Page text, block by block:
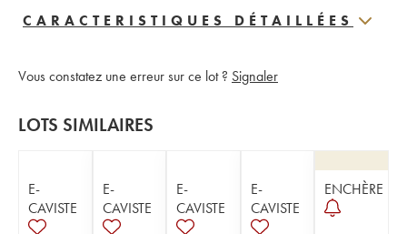
CARACTERISTIQUES DÉTAILLÉES
Vous constatez une erreur sur ce lot ? Signaler
LOTS SIMILAIRES
E-
CAVISTE
E-
CAVISTE
E-
CAVISTE
E-
CAVISTE
ENCHÈRE